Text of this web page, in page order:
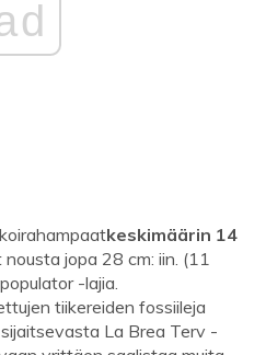
keskimäärin 14
jopa 28 cm: iin. (11
-lajia.
tiikereiden fossiileja
La Brea Terv -